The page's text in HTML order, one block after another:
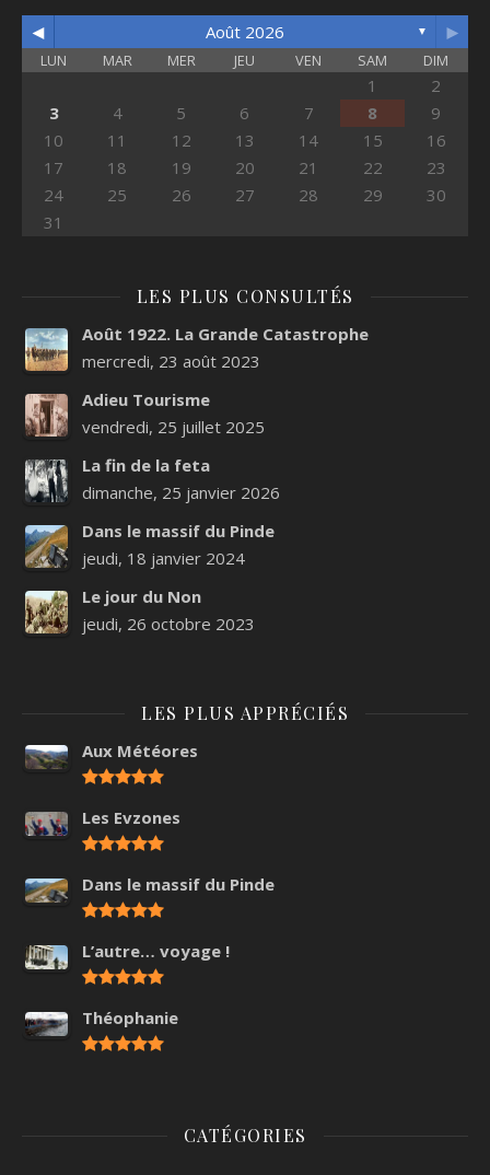
◄ Août 2026 ▼ ►
LUN MAR MER JEU VEN SAM DIM
1
2
3
4 5 6 7 8
9
10
11 12 13 14 15
16
17
18 19 20 21 22
23
24
25 26 27 28 29
30
31
LES PLUS CONSULTÉS
Août 1922. La Grande Catastrophe
mercredi, 23 août 2023
Adieu Tourisme
vendredi, 25 juillet 2025
La fin de la feta
dimanche, 25 janvier 2026
Dans le massif du Pinde
jeudi, 18 janvier 2024
Le jour du Non
jeudi, 26 octobre 2023
LES PLUS APPRÉCIÉS
Aux Météores
Les Evzones
Dans le massif du Pinde
L’autre… voyage !
Théophanie
CATÉGORIES